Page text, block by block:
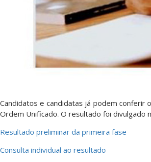
Candidatos e candidatas já podem conferir
Ordem Unificado. O resultado foi divulgado
Resultado preliminar da primeira fase
Consulta individual ao resultado